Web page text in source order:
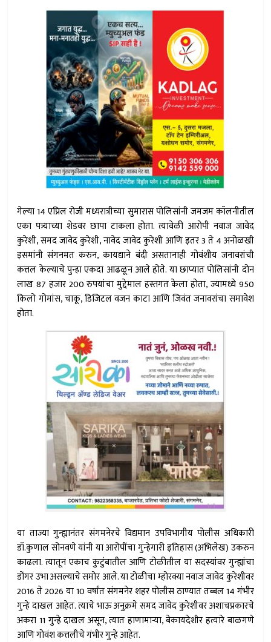
गेल्या 14 एप्रिल रोजी मध्यरात्रीच्या सुमारास पोलिसांनी जमजम कॉलनीतील
एका पत्र्याच्या शेडवर छापा टाकला होता. त्यावेळी आरोपी नवाज जावेद
कुरेशी, समद जावेद कुरेशी, नावेद जावेद कुरेशी आणि इतर 3 ते 4 अनोळखी
इसमांनी संगनमत करुन, कायद्याने बंदी असतानाही गोवंशीय जनावरांची
कत्तल केल्याचे पुन्हा एकदा आढळून आले होते. या छाप्यात पोलिसांनी दोन
लाख 87 हजार 200 रुपयांचा मुद्देमाल हस्तगत केला होता, ज्यामध्ये 950
किलो गोमांस, चाकू, डिजिटल वजन काटा आणि जिवंत जनावरांचा समावेश
होता.
या ताज्या गुन्ह्यानंतर संगमनेरचे विद्यमान उपविभागीय पोलीस अधिकारी
डॉ.कुणाल सोनवणे यांनी या आरोपींचा गुन्हेगारी इतिहास (अभिलेख) उकरुन
काढला. त्यातून एकाच कुटुंबातील आणि टोळीतील या सदस्यांवर गुन्ह्यांचा
डोंगर उभा असल्याचे समोर आले. या टोळीचा म्होरक्या नवाज जावेद कुरेशीवर
2016 ते 2026 या 10 वर्षांत संगमनेर शहर पोलीस ठाण्यात तब्बल 14 गंभीर
गुन्हे दाखल आहेत. त्याचे भाऊ अनुक्रमे समद जावेद कुरेशीवर अशाचप्रकारचे
अकरा 11 गुन्हे दाखल असून, त्यात हाणामार्‍या, बेकायदेशीर हत्यारे बाळगणे
आणि गोवंश कत्तलीचे गंभीर गुन्हे आहेत.